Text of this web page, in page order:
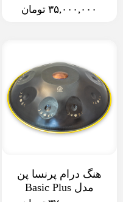
۳۵,۰۰۰,۰۰۰ تومان
هنگ درام پرنسا پن
مدل Basic Plus